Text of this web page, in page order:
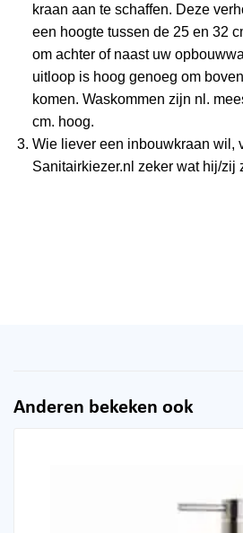
kraan aan te schaffen. Deze
een hoogte tussen de 25 en 32
om achter of naast uw
uitloop is hoog genoeg om
komen. Waskommen zijn nl.
cm. hoog.
Wie liever een inbouwkraan wil,
Sanitairkiezer.nl zeker wat hij/zij
Anderen bekeken ook